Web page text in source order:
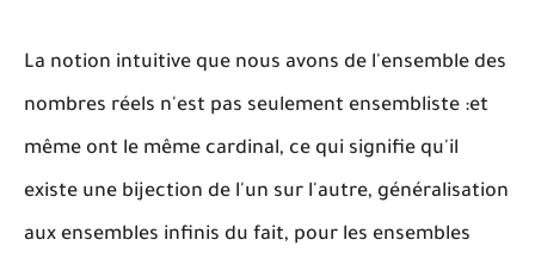
La notion intuitive que nous avons de l'ensemble des
nombres réels n'est pas seulement ensembliste :et
même ont le même cardinal, ce qui signifie qu'il
existe une bijection de l'un sur l'autre, généralisation
aux ensembles infinis du fait, pour les ensembles